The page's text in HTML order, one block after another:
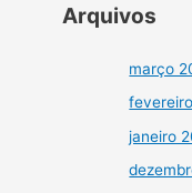
Arquivos
março
janeiro